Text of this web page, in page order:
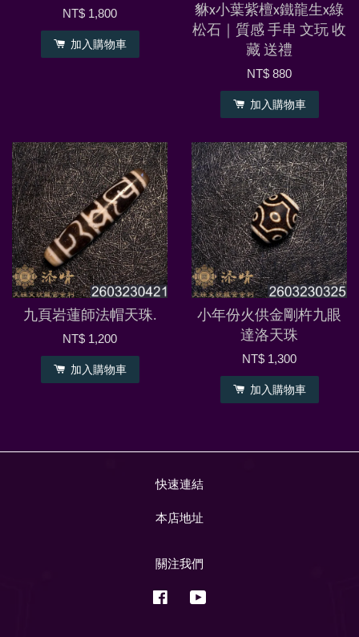
NT$ 1,800
加入購物車
貅x小葉紫檀x鐵龍生x綠
松石｜質感 手串 文玩 收
藏 送禮
NT$ 880
加入購物車
九頁岩蓮師法帽天珠.
NT$ 1,200
加入購物車
小年份火供金剛杵九眼
達洛天珠
NT$ 1,300
加入購物車
快速連結
本店地址
關注我們
Facebook